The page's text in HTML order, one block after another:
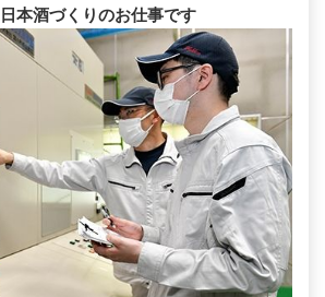
本酒づくりのお仕事です